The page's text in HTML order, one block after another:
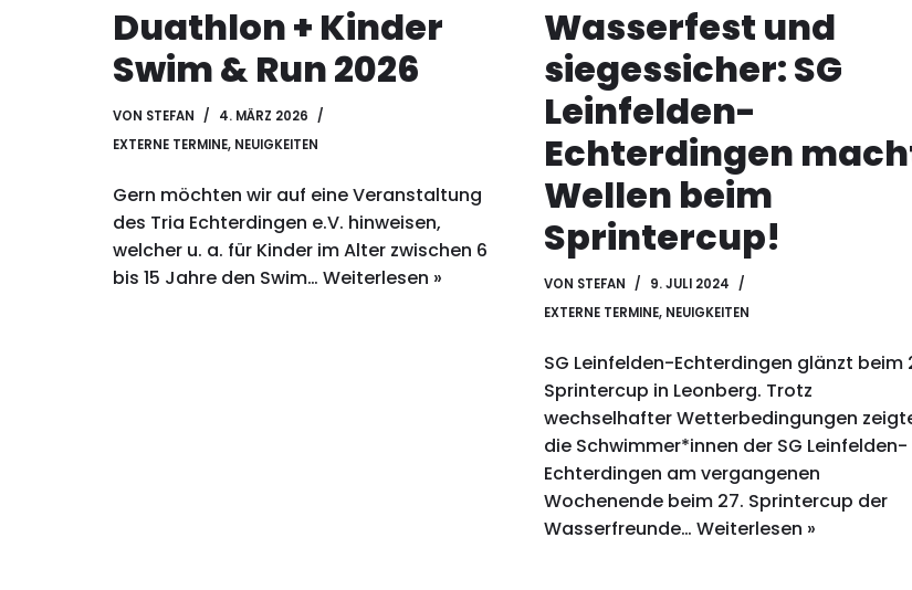
Duathlon + Kinder
Swim & Run 2026
VON STEFAN
4. MÄRZ 2026
EXTERNE TERMINE, NEUIGKEITEN
Gern möchten wir auf eine Veranstaltung
des Tria Echterdingen e.V. hinweisen,
welcher u. a. für Kinder im Alter zwischen 6
bis 15 Jahre den Swim… Weiterlesen »
Wasserfest und
siegessicher: SG
Leinfelden-
Echterdingen
Wellen beim
Sprintercup!
VON STEFAN
9. JULI 2024
EXTERNE TERMINE, NEUIGKEITEN
SG Leinfelden-Echterdingen glänzt beim
Sprintercup in Leonberg. Trotz
wechselhafter Wetterbedingungen
die Schwimmer*innen der SG Leinfelden-
Echterdingen am vergangenen
Wochenende beim 27. Sprintercup der
Wasserfreunde… Weiterlesen »